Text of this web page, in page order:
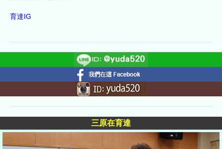
育達IG
三原在育達